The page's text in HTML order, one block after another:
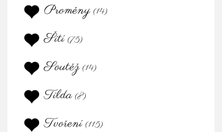
Proměny (14)
Šití (75)
Soutěž (14)
Tilda (8)
Tvoření (115)